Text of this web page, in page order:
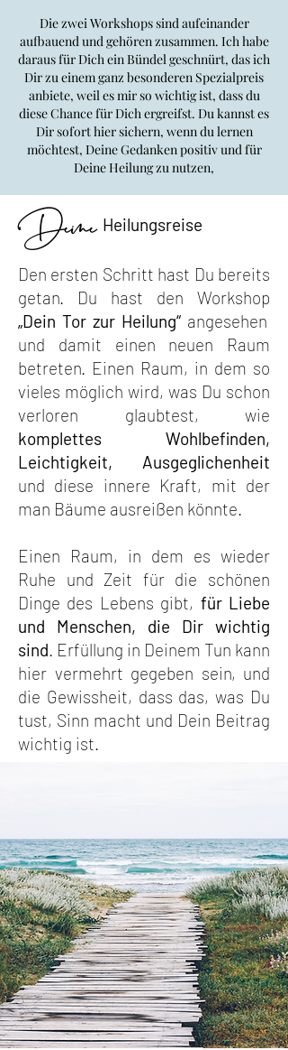
Die zwei Workshops sind aufeinander
aufbauend und gehören zusammen. Ich habe
darausfür Dich ein Bündel geschnürt, das ich
Dir zu einem ganz besonderen Spezialpreis
anbiete, weil es mir so wichtig ist, dass du
diese Chance für Dich ergreifst. Du kannst es
Dir sofort hier sichern, wenn du lernen
möchtest, Deine Gedanken positivund für
Deine Heilung zu nutzen,
Deine Heilungsreise
Den ersten Schritt hast Du bereits
getan. Du hast den Workshop
„Dein Tor zur Heilung“ angesehen
und damit einen neuen Raum
betreten. Einen Raum, in dem so
vieles möglich wird, was Du schon
verloren glaubtest, wie
komplettes Wohlbefinden,
Leichtigkeit, Ausgeglichenheit
und diese innere Kraft, mit der
man Bäume ausreißen könnte.
Einen Raum, in dem es wieder
Ruhe und Zeit für die schönen
Dinge des Lebens gibt, für Liebe
und Menschen, die Dir wichtig
sind. Erfüllung in Deinem Tun kann
hier vermehrt gegeben sein, und
die Gewissheit, dass das, was Du
tust, Sinn macht und Dein Beitrag
wichtig ist.